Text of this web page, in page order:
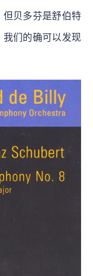
贝多芬是舒伯特
们的确可以发现